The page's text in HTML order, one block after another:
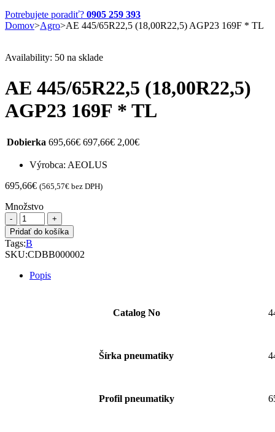
Potrebujete poradiť? 0905 259 393
Domov>Agro>AE 445/65R22,5 (18,00R22,5) AGP23 169F * TL
Availability: 50 na sklade
AE 445/65R22,5 (18,00R22,5)
AGP23 169F * TL
Dobierka 695,66€ 697,66€ 2,00€
Výrobca: AEOLUS
695,66€ (565,57€ bez DPH)
Množstvo
množstvo
AE
445/65R22,5
(18,00R22,5)
AGP23
169F
Pridať do košíka
Tags:B
SKU:CDBB000002
Popis
Catalog No
Šírka pneumatiky
Profil pneumatiky